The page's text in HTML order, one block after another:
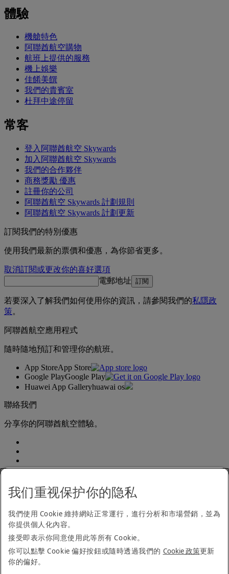
體驗
機艙特色
阿聯酋航空購物
航班上提供的服務
機上娛樂
佳餚美饌
我們的貴賓室
杜拜中途停留
常客
登入阿聯酋航空 Skywards
加入阿聯酋航空 Skywards
我們的合作夥伴
商務獎勵 優惠
註冊你的公司
阿聯酋航空 Skywards 計劃規則
阿聯酋航空 Skywards 計劃更新
訂閱我們的特別優惠
使用我們最新的票價和優惠，為你節省更多。
取消訂閱或更改你的喜好選項
電郵地址 訂閱
若要深入了解我們如何使用你的資訊，請參閱我們的私隱政
策。
阿聯酋航空應用程式
隨時隨地預訂和管理你的航班。
App StoreApp Store
Google PlayGoogle Play
Huawei App Galleryhuawai os
聯絡我們
分享你的阿聯酋航空體驗。
無障礙閱覽聲明
聯絡我們
私隱政策
條款及細則
Cookie 政策
我们重视保护你的隐私
我們使用 Cookie 維持網站正常運行，進行分析和市場營銷，並為
你提供個人化內容。
接受即表示你同意使用此等所有 Cookie。
你可以點擊 Cookie 偏好按鈕或隨時透過我們的 Cookie 政策更新
你的偏好。